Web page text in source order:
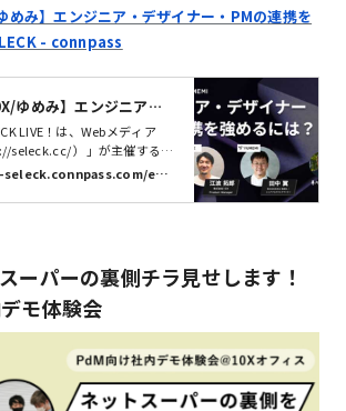
めみ】エンジニア・デザイナー・PMの連携を
- connpass
ゆめみ】エンジニア・
連携を強めるには? by
seleck.cc/ ）」が主催する、
けるナレッジシェアを目的と
今回は第4回目として、開
る皆さまに向けて、「エンジ
のサイロ化といった世の中の
す。このように不確実性が高
いて、各所で連携しながら業
eve
ーパーの裏側チラ見せします！
モ体験会